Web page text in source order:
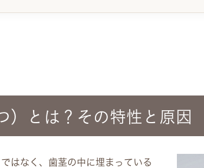
）とは？その特性と原因
はなく、歯茎の中に埋まっている